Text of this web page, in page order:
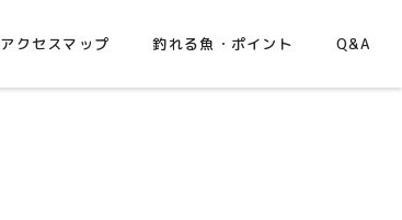
アクセスマップ 釣れる魚・ポイント Q&A